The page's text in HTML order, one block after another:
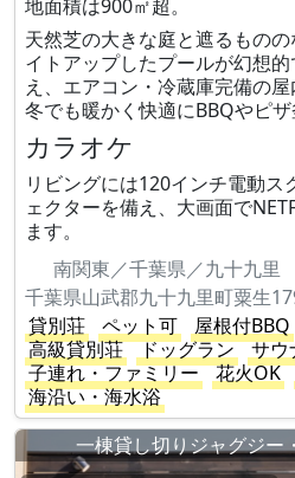
地面積は900㎡超。
天然芝の大きな庭と遮るもの
イトアップしたプールが幻想
え、エアコン・冷蔵庫完備の屋
冬でも暖かく快適にBBQやピザ
カラオケ
リビングには120インチ電動
ェクターを備え、大画面で
ます。
南関東／千葉県／九十九里
千葉県山武郡九十九里町粟生
貸別荘
ペット可 屋根付BBQ
高級貸別荘
ドッグラン サウ
子連れ・ファミリー
花火OK
海沿い・海水浴
一棟貸し切りジャグジー